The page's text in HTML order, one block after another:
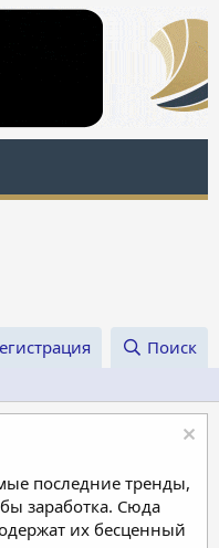
Поиск
последние тренды,
заработка. Сюда
их бесценный